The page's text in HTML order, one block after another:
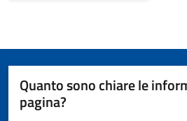
Quanto sono chiare le
pagina?